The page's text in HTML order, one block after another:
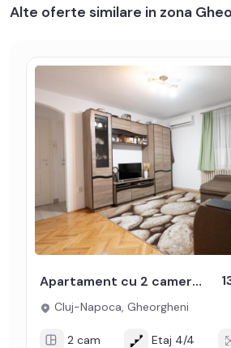
Alte oferte similare in zona
Apartament cu 2 camere de vanzare in Gheorgheni langa Piata Hermes
Cluj-Napoca, Gheorgheni
2 cam Etaj 4/4